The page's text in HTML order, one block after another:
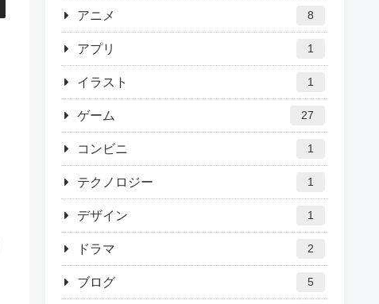
アニメ 8
アプリ 1
イラスト 1
ゲーム 27
コンビニ 1
テクノロジー 1
デザイン 1
ドラマ 2
ブログ 5